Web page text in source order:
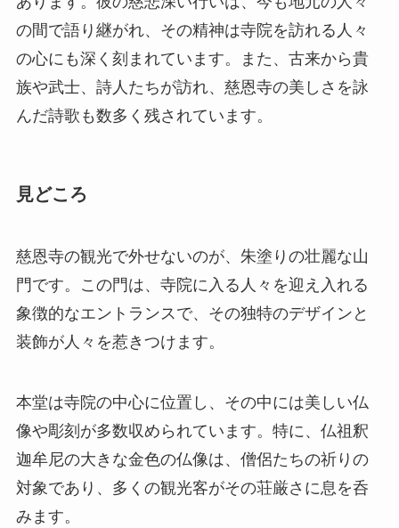
見どころ
慈恩寺の観光で外せないのが、朱塗りの壮麗な山
装飾が人々を惹きつけます。
本堂は寺院の中心に位置し、その中には美しい仏
像や彫刻が多数収められています。特に、仏祖釈
迦牟尼の大きな金色の仏像は、僧侶たちの祈りの
対象であり、多くの観光客がその荘厳さに息を呑
慈恩寺の境内には日本庭園風の庭も整備されてお
り、四季折々の花々が咲き誇ります。特に春の桜
と秋の紅葉は圧巻で、その風景は多くの写真家た